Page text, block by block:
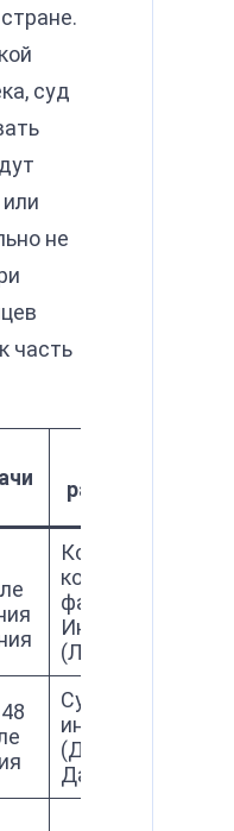
суд
не
часть
рассмотрения
Комиссия по
контролю за
файлами
Интерпола
(Лион, Франция)
Суд первой
инстанции
(Дубай или Абу-
Даби)